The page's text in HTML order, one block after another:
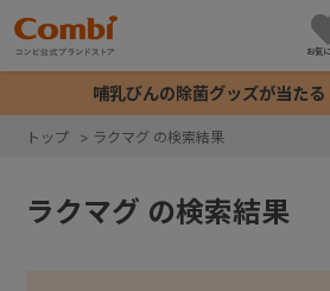
お気
哺乳びんの除菌グッズが当た
トップ > ラクマグ の検索結果
ラクマグ の検索結果